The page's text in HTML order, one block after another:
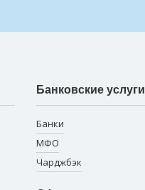
Банковские услуги
Банки
МФО
Чарджбэк